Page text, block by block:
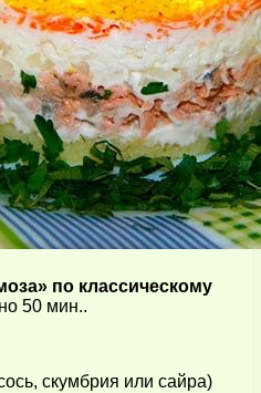
по классическому
50 мин..
скумбрия или сайра)